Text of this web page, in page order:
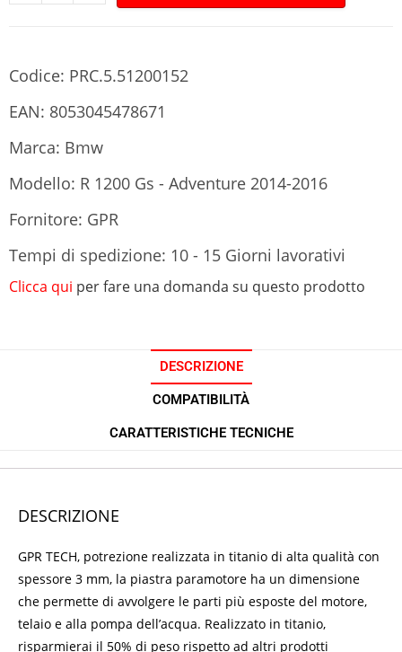
Codice: PRC.5.51200152
EAN: 8053045478671
Marca: Bmw
Modello: R 1200 Gs - Adventure 2014-2016
Fornitore: GPR
Tempi di spedizione: 10 - 15 Giorni lavorativi
Clicca qui per fare una domanda su questo prodotto
DESCRIZIONE
COMPATIBILITÀ
CARATTERISTICHE TECNICHE
DESCRIZIONE
GPR TECH, potrezione realizzata in titanio di alta qualità con
spessore 3 mm, la piastra paramotore ha un dimensione
che permette di avvolgere le parti più esposte del motore,
telaio e alla pompa dell’acqua. Realizzato in titanio,
risparmierai il 50% di peso rispetto ad altri prodotti